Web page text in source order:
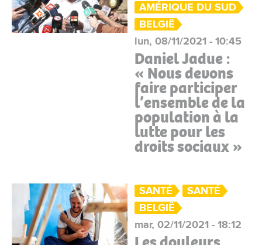
AMÉRIQUE DU SUD
BELGIË
lun, 08/11/2021 - 10:45
Daniel Jadue :
« Nous devons
faire participer
l’ensemble de la
population à la
lutte pour les
droits sociaux »
SANTÉ
SANTÉ
BELGIË
mar, 02/11/2021 - 18:12